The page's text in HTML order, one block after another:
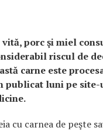
vită, porc şi miel
riscul de
carne este
publicat luni pe
cu carnea de peşte